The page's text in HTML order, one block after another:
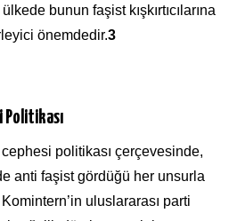
bunun faşist kışkırtıcılarına
önemdedir.3
Politikası
politikası çerçevesinde,
anti faşist gördüğü her unsurla
uluslararası parti